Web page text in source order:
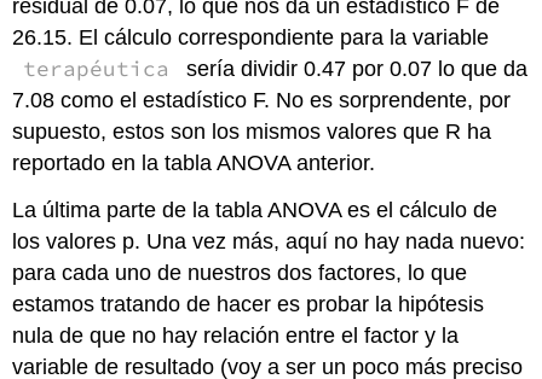
residual de 0.07, lo que nos da un estadístico F de
26.15. El cálculo correspondiente para la variable
terapéutica
sería dividir 0.47 por 0.07 lo que da
7.08 como el estadístico F. No es sorprendente, por
supuesto, estos son los mismos valores que R ha
reportado en la tabla ANOVA anterior.
La última parte de la tabla ANOVA es el cálculo de
los valores p. Una vez más, aquí no hay nada nuevo:
para cada uno de nuestros dos factores, lo que
estamos tratando de hacer es probar la hipótesis
nula de que no hay relación entre el factor y la
variable de resultado (voy a ser un poco más preciso